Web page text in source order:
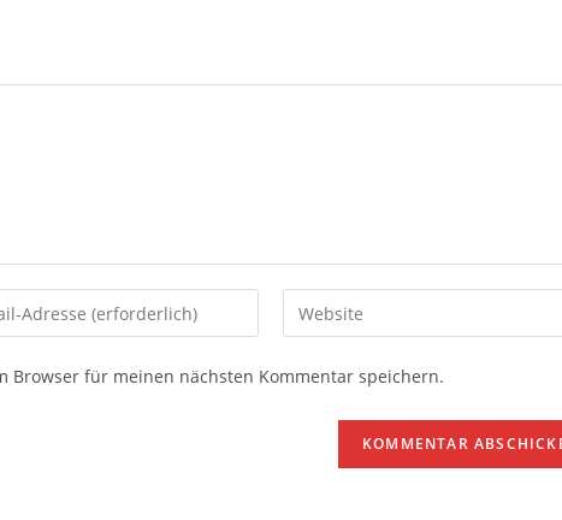
Gib
deine
Browser für meinen nächsten Kommentar speichern.